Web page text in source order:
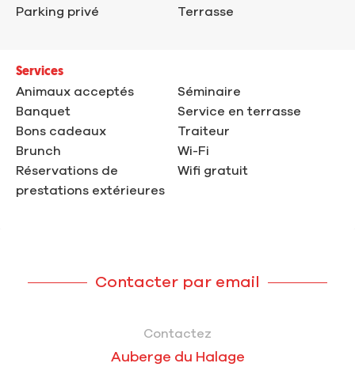
Parking privé
Terrasse
Services
Animaux acceptés
Banquet
Bons cadeaux
Brunch
Réservations de
prestations extérieures
Séminaire
Service en terrasse
Traiteur
Wi-Fi
Wifi gratuit
Contacter par email
Contactez
Auberge du Halage